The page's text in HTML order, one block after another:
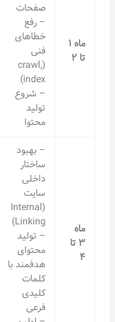
خطاهای
(crawl,
– دیده‌شدن
اولیه
صفحات در
نتایج گوگل
– افزایش
آهسته
ایمپرشن
Linking)
– تولید
محتوای
هدفمند با
– رشد ملایم
کلیک‌ها
– بهبود
نسبی رتبه
کلمات
کلیدی
کم‌رقابت